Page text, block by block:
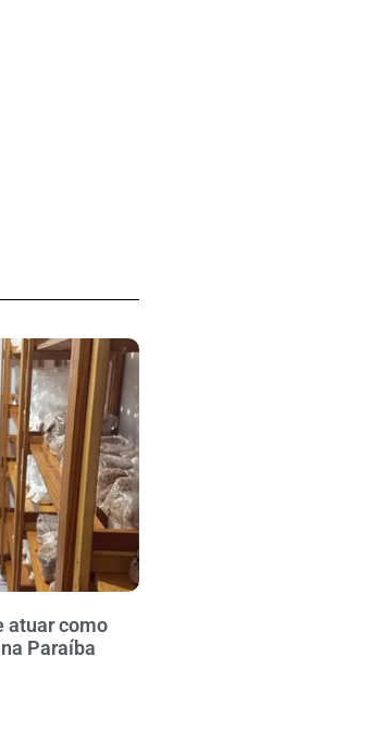
atuar como
Paraíba